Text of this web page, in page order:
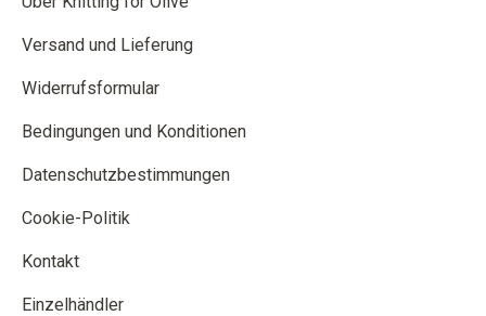
Versand und Lieferung
Widerrufsformular
Bedingungen und Konditionen
Datenschutzbestimmungen
Cookie-Politik
Kontakt
Einzelhändler